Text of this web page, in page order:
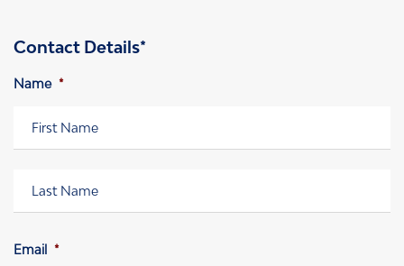
Contact Details*
Name *
Email *